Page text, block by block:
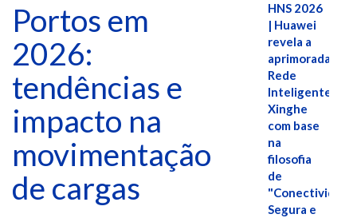
Portos em
2026:
tendências e
impacto na
movimentação
de cargas
HNS 2026
| Huawei
revela a
aprimorada
Rede
Inteligente
Xinghe
com base
na
filosofia
de
"Conectividade
Segura e